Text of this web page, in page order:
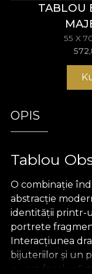
TABLOU
55 X
OPIS
Tablou
O combinație
abstracție
identității printr-
portrete
Interacțiunea
bijuteriilor și un
punct focal